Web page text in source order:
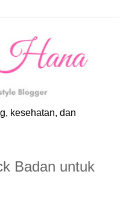
kesehatan, dan
Badan untuk